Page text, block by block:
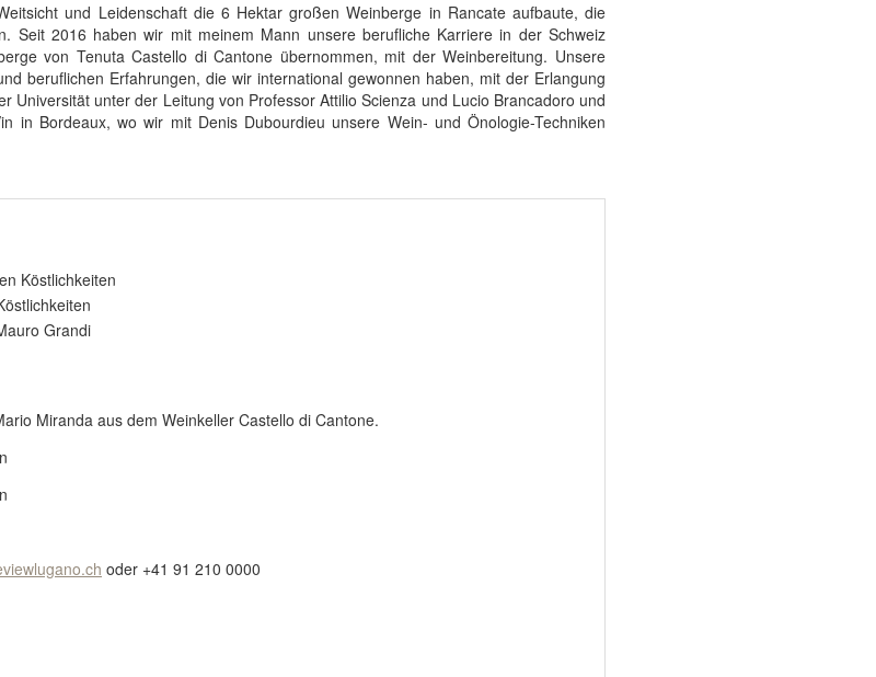
und Leidenschaft die 6 Hektar großen Weinberge in Rancate aufbaute, die
Seit 2016 haben wir mit meinem Mann unsere berufliche Karriere in der Schweiz
von Tenuta Castello di Cantone übernommen, mit der Weinbereitung. Unsere
beruflichen Erfahrungen, die wir international gewonnen haben, mit der Erlangung
Universität unter der Leitung von Professor Attilio Scienza und Lucio Brancadoro und
in Bordeaux, wo wir mit Denis Dubourdieu unsere Wein- und Önologie-Techniken
Köstlichkeiten
Grandi
Miranda aus dem Weinkeller Castello di Cantone.
oder +41 91 210 0000